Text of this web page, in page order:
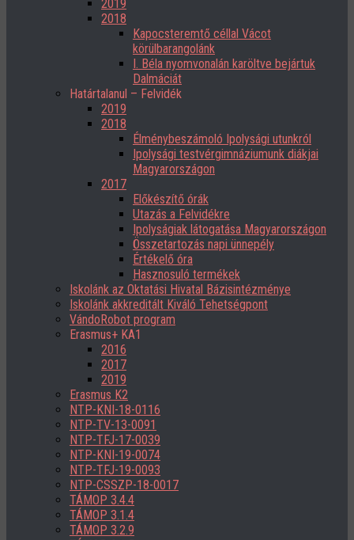
2019
2018
Kapocsteremtő céllal Vácot
körülbarangolánk
I. Béla nyomvonalán karöltve bejártuk
Dalmáciát
Határtalanul – Felvidék
2019
2018
Élménybeszámoló Ipolysági utunkról
Ipolysági testvérgimnáziumunk diákjai
Magyarországon
2017
Előkészítő órák
Utazás a Felvidékre
Ipolyságiak látogatása Magyarországon
Összetartozás napi ünnepély
Értékelő óra
Hasznosuló termékek
Iskolánk az Oktatási Hivatal Bázisintézménye
Iskolánk akkreditált Kiváló Tehetségpont
VándoRobot program
Erasmus+ KA1
2016
2017
2019
Erasmus K2
NTP-KNI-18-0116
NTP-TV-13-0091
NTP-TFJ-17-0039
NTP-KNI-19-0074
NTP-TFJ-19-0093
NTP-CSSZP-18-0017
TÁMOP 3.4.4
TÁMOP 3.1.4
TÁMOP 3.2.9